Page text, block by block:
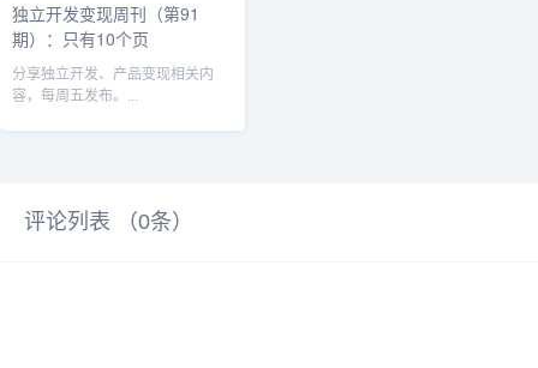
独立开发变现周刊（第91
期）：只有10个页
分享独立开发、产品变现相关内
容，每周五发布。...
评论列表 （0条）